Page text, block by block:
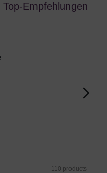
Empfehlungen
110 products